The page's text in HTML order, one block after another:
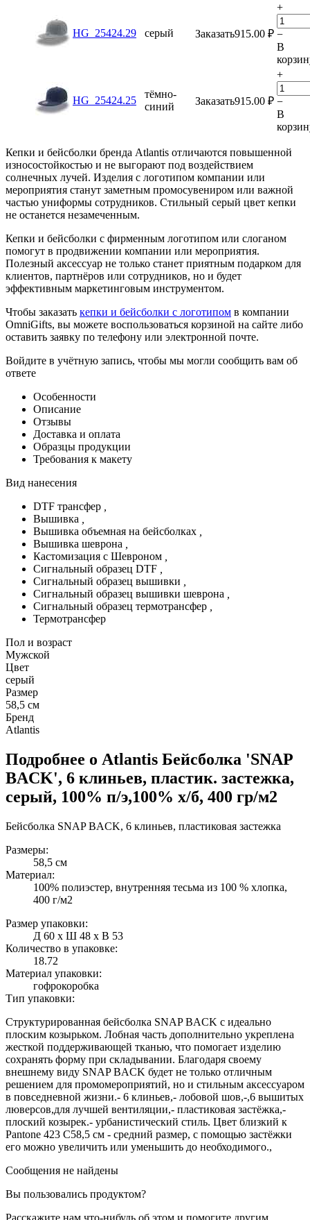
HG_25424.29 серый Заказать915.00 ₽
+
−
В
HG_25424.25
тёмно-
синий
Заказать915.00 ₽
+
−
В
Кепки и бейсболки бренда Atlantis отличаются повышенной
износостойкостью и не выгорают под воздействием
солнечных лучей. Изделия с логотипом компании или
мероприятия станут заметным промосувениром или важной
частью униформы сотрудников. Стильный серый цвет кепки
не останется незамеченным.
Кепки и бейсболки с фирменным логотипом или слоганом
помогут в продвижении компании или мероприятия.
Полезный аксессуар не только станет приятным подарком для
клиентов, партнёров или сотрудников, но и будет
эффективным маркетинговым инструментом.
Чтобы заказать кепки и бейсболки с логотипом в компании
OmniGifts, вы можете воспользоваться корзиной на сайте либо
оставить заявку по телефону или электронной почте.
Войдите в учётную запись, чтобы мы могли сообщить вам об
ответе
Особенности
Описание
Отзывы
Доставка и оплата
Образцы продукции
Требования к макету
Вид нанесения
DTF трансфер
Вышивка
Вышивка объемная на бейсболках
Вышивка шеврона
Кастомизация с Шевроном
Сигнальный образец DTF
Сигнальный образец вышивки
Сигнальный образец вышивки шеврона
Сигнальный образец термотрансфер
Термотрансфер
Пол и возраст
Мужской
Цвет
серый
Размер
58,5 см
Бренд
Atlantis
Подробнее о Atlantis Бейсболка 'SNAP
BACK', 6 клиньев, пластик. застежка,
серый, 100% п/э,100% х/б, 400 гр/м2
Бейсболка SNAP BACK, 6 клиньев, пластиковая застежка
Размеры:
58,5 см
Материал:
100% полиэстер, внутренняя тесьма из 100 % хлопка,
400 г/м2
Размер упаковки:
Д 60 x Ш 48 x В 53
Количество в упаковке:
18.72
Материал упаковки:
гофрокоробка
Тип упаковки:
Структурированная бейсболка SNAP BACK с идеально
плоским козырьком. Лобная часть дополнительно укреплена
жесткой поддерживающей тканью, что помогает изделию
сохранять форму при складывании. Благодаря своему
внешнему виду SNAP BACK будет не только отличным
решением для промомероприятий, но и стильным аксессуаром
в повседневной жизни.- 6 клиньев,- лобовой шов,-,6 вышитых
люверсов,для лучшей вентиляции,- пластиковая застёжка,-
плоский козырек.- урбанистический стиль. Цвет близкий к
Pantone 423 C58,5 см - средний размер, с помощью застёжки
его можно увеличить или уменьшить до необходимого.,
Сообщения не найдены
Вы пользовались продуктом?
Расскажите нам что-нибудь об этом и помогите другим